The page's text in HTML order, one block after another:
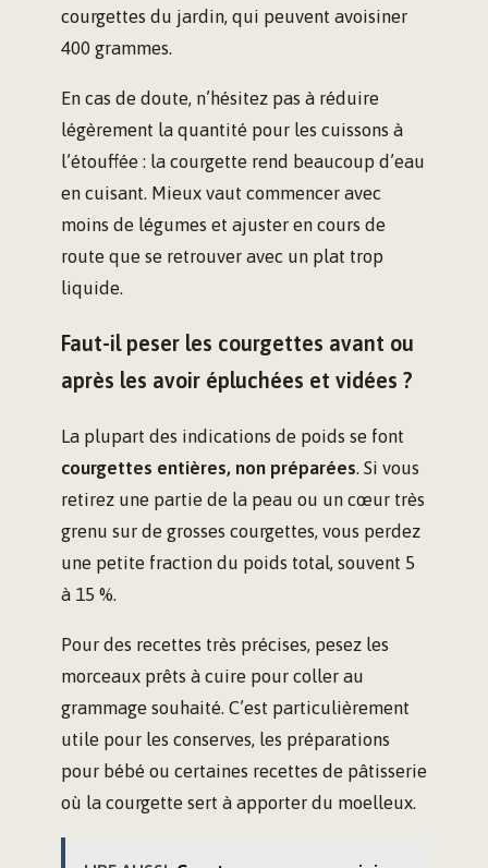
courgettes du jardin, qui peuvent avoisiner
400 grammes.
En cas de doute, n’hésitez pas à réduire
légèrement la quantité pour les cuissons à
l’étouffée : la courgette rend beaucoup d’eau
en cuisant. Mieux vaut commencer avec
moins de légumes et ajuster en cours de
route que se retrouver avec un plat trop
liquide.
Faut-il peser les courgettes avant ou
après les avoir épluchées et vidées ?
La plupart des indications de poids se font
courgettes entières, non préparées. Si vous
retirez une partie de la peau ou un cœur très
grenu sur de grosses courgettes, vous perdez
une petite fraction du poids total, souvent 5
à 15 %.
Pour des recettes très précises, pesez les
morceaux prêts à cuire pour coller au
grammage souhaité. C’est particulièrement
utile pour les conserves, les préparations
pour bébé ou certaines recettes de pâtisserie
où la courgette sert à apporter du moelleux.